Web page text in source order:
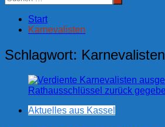
Start
Karnevalisten
Schlagwort: Karnevalisten
Aktuelles aus Kassel